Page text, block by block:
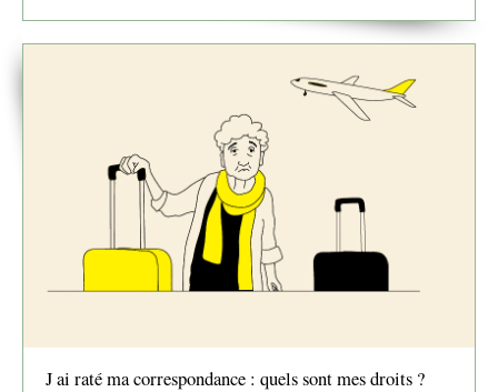
J ai raté ma correspondance : quels sont mes droits ?